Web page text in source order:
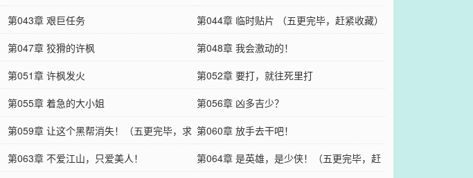
第043章 艰巨任务
第044章 临时贴片 （五更完毕，赶紧收藏）
第047章 狡猾的许枫
第048章 我会激动的！
第051章 许枫发火
第052章 要打，就往死里打
第055章 着急的大小姐
第056章 凶多吉少？
第059章 让这个黑帮消失！（五更完毕，求
收
第060章 放手去干吧！
第063章 不爱江山，只爱美人！
第064章 是英雄，是少侠！（五更完毕，赶